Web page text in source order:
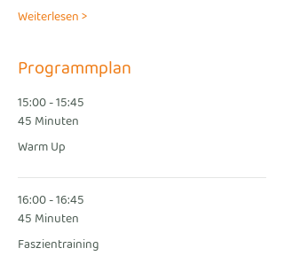
Weiterlesen >
Programmplan
15:00 - 15:45
45 Minuten
Warm Up
16:00 - 16:45
45 Minuten
Faszientraining